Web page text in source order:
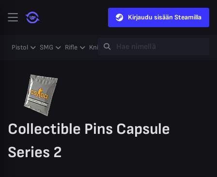
Kirjaudu sisään Steamilla
Pistol SMG Rifle Knife Gloves Heavy
Collectible Pins Capsule
Series 2